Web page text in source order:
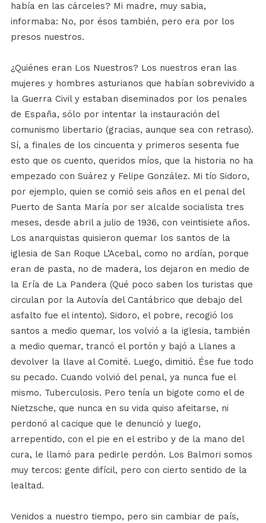
había en las cárceles? Mi madre, muy sabia,
informaba: No, por ésos también, pero era por los
presos nuestros.
¿Quiénes eran Los Nuestros? Los nuestros eran las
mujeres y hombres asturianos que habían sobrevivido a
la Guerra Civil y estaban diseminados por los penales
de España, sólo por intentar la instauración del
comunismo libertario (gracias, aunque sea con retraso).
Sí, a finales de los cincuenta y primeros sesenta fue
esto que os cuento, queridos míos, que la historia no ha
empezado con Suárez y Felipe González. Mi tío Sidoro,
por ejemplo, quien se comió seis años en el penal del
Puerto de Santa María por ser alcalde socialista tres
meses, desde abril a julio de 1936, con veintisiete años.
Los anarquistas quisieron quemar los santos de la
iglesia de San Roque L’Acebal, como no ardían, porque
eran de pasta, no de madera, los dejaron en medio de
la Ería de La Pandera (Qué poco saben los turistas que
circulan por la Autovía del Cantábrico que debajo del
asfalto fue el intento). Sidoro, el pobre, recogió los
santos a medio quemar, los volvió a la iglesia, también
a medio quemar, trancó el portón y bajó a Llanes a
devolver la llave al Comité. Luego, dimitió. Ése fue todo
su pecado. Cuando volvió del penal, ya nunca fue el
mismo. Tuberculosis. Pero tenía un bigote como el de
Nietzsche, que nunca en su vida quiso afeitarse, ni
perdonó al cacique que le denunció y luego,
arrepentido, con el pie en el estribo y de la mano del
cura, le llamó para pedirle perdón. Los Balmori somos
muy tercos: gente difícil, pero con cierto sentido de la
lealtad.
Venidos a nuestro tiempo, pero sin cambiar de país,